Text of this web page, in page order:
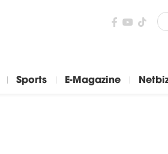
Sports E-Magazine